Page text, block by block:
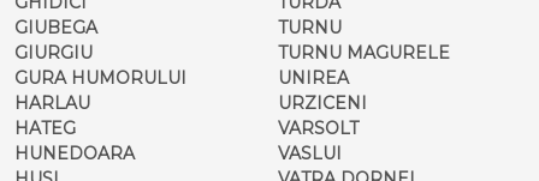
GIUBEGA
GIURGIU
GURA HUMORULUI
HARLAU
HATEG
HUNEDOARA
TURNU
TURNU MAGURELE
UNIREA
URZICENI
VARSOLT
VASLUI